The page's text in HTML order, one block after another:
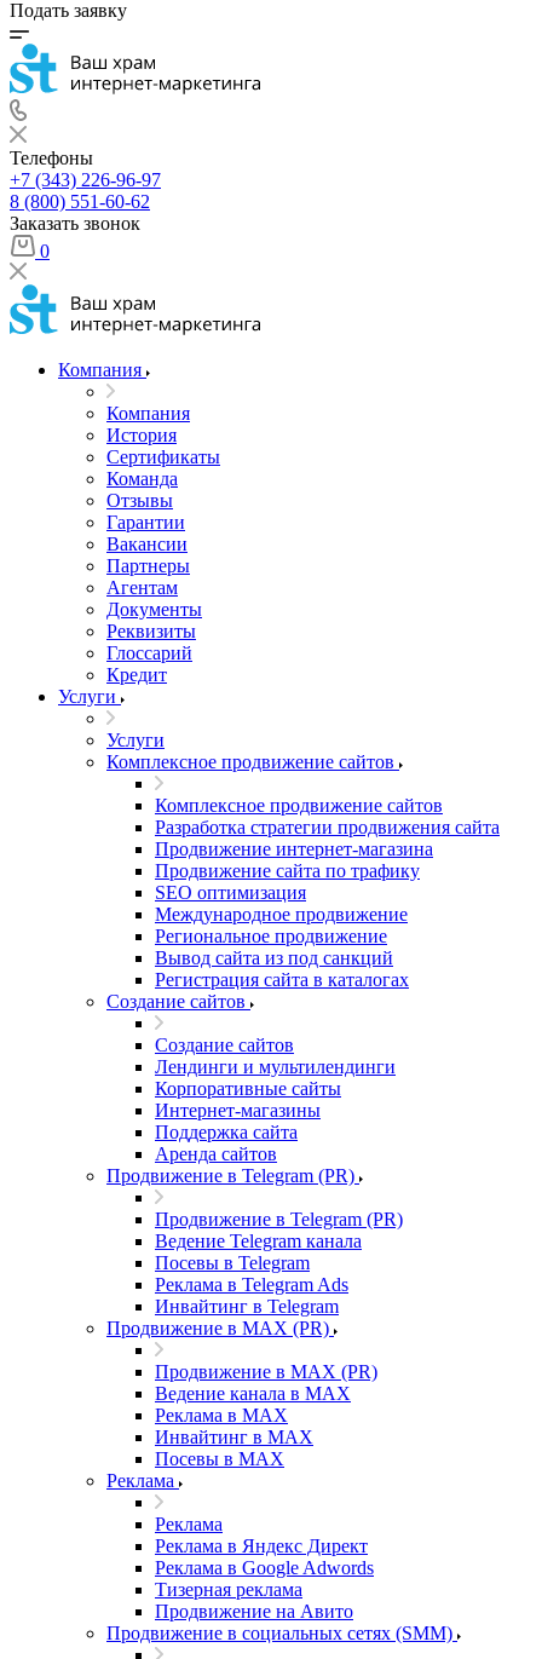
Подать заявку
Телефоны
+7 (343) 226-96-97
8 (800) 551-60-62
Заказать звонок
0
Компания
Компания
История
Сертификаты
Команда
Отзывы
Гарантии
Вакансии
Партнеры
Агентам
Документы
Реквизиты
Глоссарий
Кредит
Услуги
Услуги
Комплексное продвижение сайтов
Комплексное продвижение сайтов
Разработка стратегии продвижения сайта
Продвижение интернет-магазина
Продвижение сайта по трафику
SEO оптимизация
Международное продвижение
Региональное продвижение
Вывод сайта из под санкций
Регистрация сайта в каталогах
Создание сайтов
Создание сайтов
Лендинги и мультилендинги
Корпоративные сайты
Интернет-магазины
Поддержка сайта
Аренда сайтов
Продвижение в Telegram (PR)
Продвижение в Telegram (PR)
Ведение Telegram канала
Посевы в Telegram
Реклама в Telegram Ads
Инвайтинг в Telegram
Продвижение в MAX (PR)
Продвижение в MAX (PR)
Ведение канала в MAX
Реклама в MAX
Инвайтинг в MAX
Посевы в MAX
Реклама
Реклама
Реклама в Яндекс Директ
Реклама в Google Adwords
Тизерная реклама
Продвижение на Авито
Продвижение в социальных сетях (SMM)